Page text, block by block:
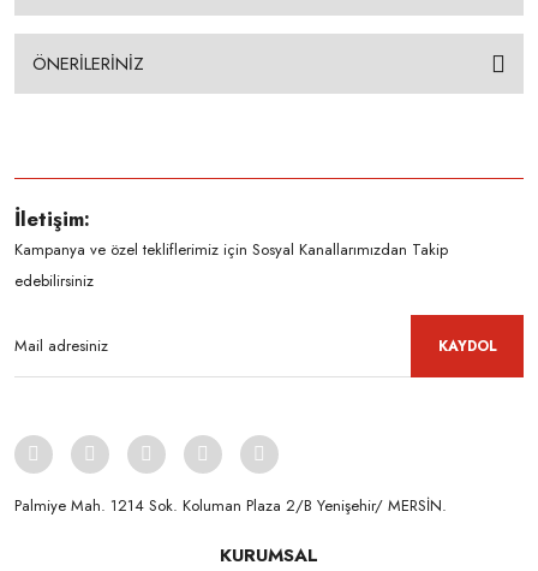
ÖNERİLERİNİZ
İletişim:
Kampanya ve özel tekliflerimiz için Sosyal Kanallarımızdan Takip
edebilirsiniz
KAYDOL
Palmiye Mah. 1214 Sok. Koluman Plaza 2/B Yenişehir/ MERSİN.ㅤㅤㅤㅤㅤㅤㅤㅤㅤㅤㅤㅤㅤㅤㅤㅤㅤㅤㅤㅤㅤㅤㅤㅤㅤㅤㅤㅤㅤㅤㅤㅤㅤㅤㅤ ㅤㅤㅤㅤㅤㅤㅤㅤㅤㅤ
KURUMSAL